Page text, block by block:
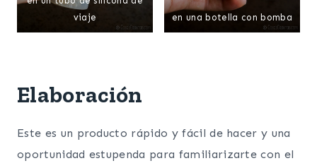
viaje
en una botella con bomba
Elaboración
Este es un producto rápido y fácil de hacer y una
oportunidad estupenda para familiarizarte con el